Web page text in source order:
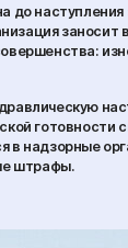
до
заносит
надзорные
штрафы.